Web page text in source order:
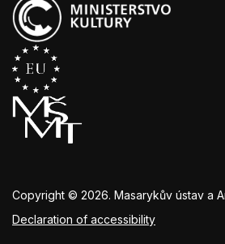
Copyright © 2026. Masarykův ústav a
Declaration of accessibility